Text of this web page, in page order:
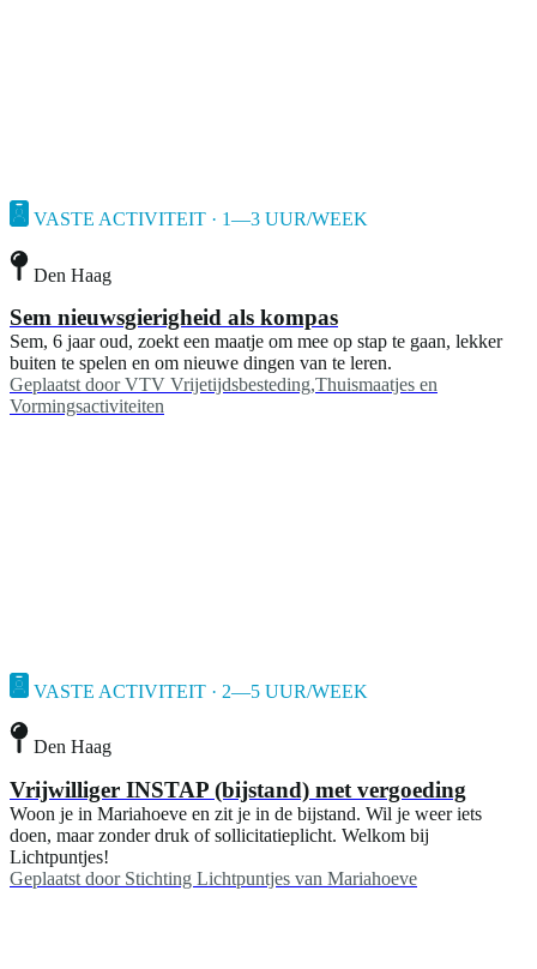
VASTE ACTIVITEIT · 1—3 UUR/WEEK
Den Haag
Sem nieuwsgierigheid als kompas
Sem, 6 jaar oud, zoekt een maatje om mee op stap te gaan, lekker
buiten te spelen en om nieuwe dingen van te leren.
Geplaatst door VTV Vrijetijdsbesteding,Thuismaatjes en
Vormingsactiviteiten
VASTE ACTIVITEIT · 2—5 UUR/WEEK
Den Haag
Vrijwilliger INSTAP (bijstand) met vergoeding
Woon je in Mariahoeve en zit je in de bijstand. Wil je weer iets
doen, maar zonder druk of sollicitatieplicht. Welkom bij
Lichtpuntjes!
Geplaatst door Stichting Lichtpuntjes van Mariahoeve